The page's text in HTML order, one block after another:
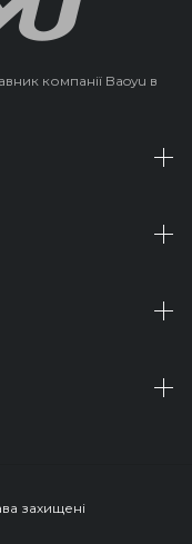
компанії Baoyu в
захищені